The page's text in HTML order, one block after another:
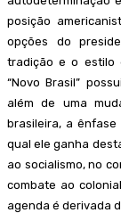
posição
opções do
tradição e o estilo
“Novo Brasil”
além de uma
brasileira, a
qual ele ganha
ao socialismo, no
combate ao
agenda é derivada